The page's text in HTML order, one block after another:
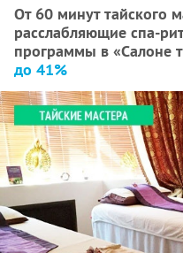
От 60 минут тайского
расслабляющие спа-
программы в «Салоне
до 41%